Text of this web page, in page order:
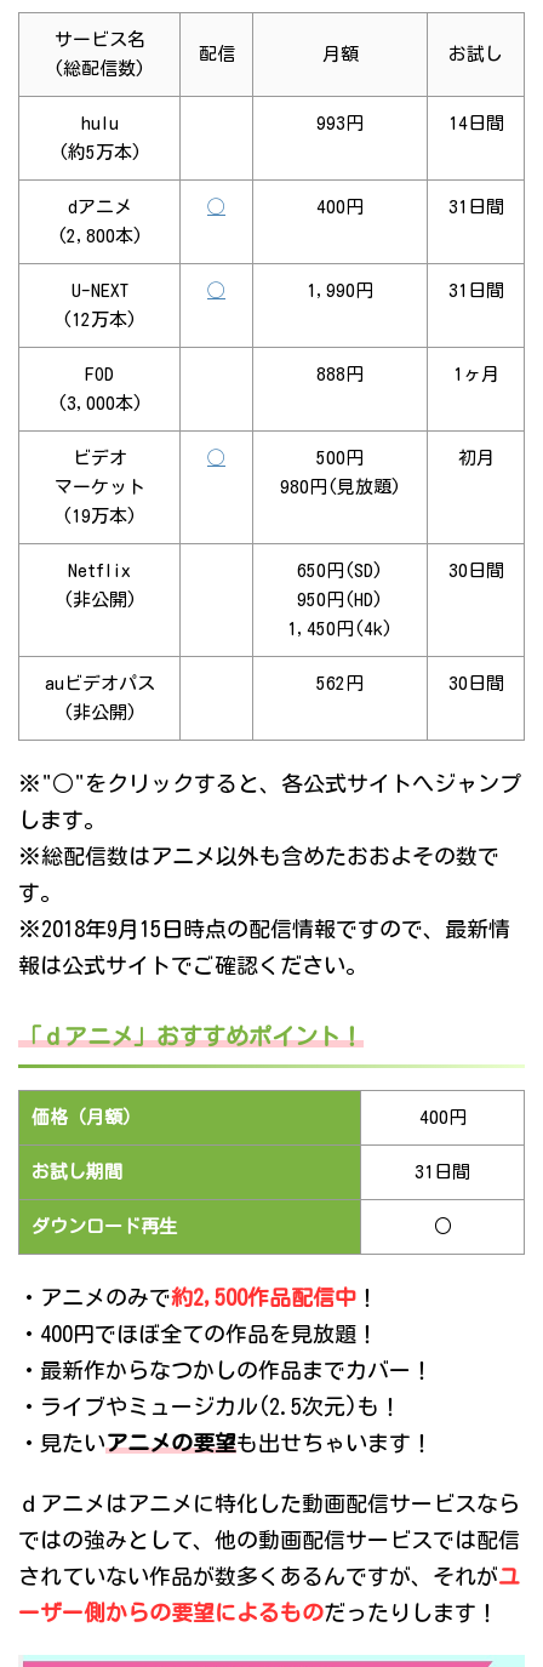
サービス名
(総配信数)
配信 月額 お試し
hulu
(約5万本)
993円 14日間
dアニメ
(2,800本)
◯ 400円 31日間
U-NEXT
(12万本)
◯ 1,990円 31日間
FOD
(3,000本)
888円 1ヶ月
ビデオ
マーケット
(19万本)
◯
500円
980円(見放題)
初月
Netflix
(非公開)
650円(SD)
950円(HD)
1,450円(4k)
30日間
auビデオパス
(非公開)
562円 30日間
※"○"をクリックすると、各公式サイトへジャンプ
します。
※総配信数はアニメ以外も含めたおおよその数で
す。
※2018年9月15日時点の配信情報ですので、最新情
報は公式サイトでご確認ください。
「ｄアニメ」おすすめポイント！
価格（月額） 400円
お試し期間 31日間
ダウンロード再生 ○
・アニメのみで約2,500作品配信中 ！
・400円でほぼ全ての作品を見放題！
・最新作からなつかしの作品までカバー！
・ライブやミュージカル(2.5次元)も！
・見たいアニメの要望も出せちゃいます！
ｄアニメはアニメに特化した動画配信サービスなら
ではの強みとして、他の動画配信サービスでは配信
されていない作品が数多くあるんですが、それがユ
ーザー側からの要望によるものだったりします！